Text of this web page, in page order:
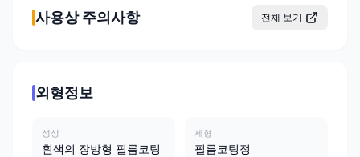
사용상 주의사항 전체 보기
외형정보
성상
흰색의 장방형 필름코팅
제형
필름코팅정